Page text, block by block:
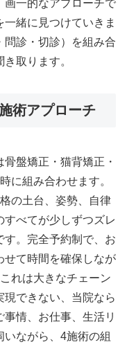
画一的なアプローチで
緒に見つけていきま
診・切診）を組み合
取ります。
術アプローチ
盤矯正・猫背矯正・
に組み合わせます。
の土台、姿勢、自律
べてが少しずつズレ
す。完全予約制で、お
せて時間を確保しなが
れは大きなチェーン
現できない、当院なら
情、お仕事、生活リ
ながら、4施術の組